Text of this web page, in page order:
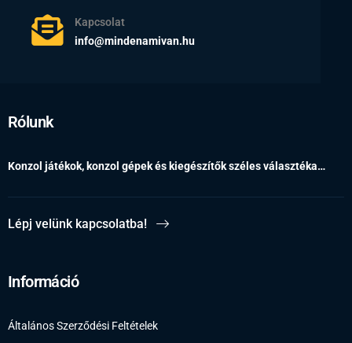
Kapcsolat
info@mindenamivan.hu
Rólunk
Konzol játékok, konzol gépek és kiegészítők széles választéka…
Lépj velünk kapcsolatba!
Információ
Általános Szerződési Feltételek